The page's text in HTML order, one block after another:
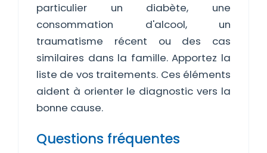
particulier un diabète, une
consommation d'alcool, un
traumatisme récent ou des cas
similaires dans la famille. Apportez la
liste de vos traitements. Ces éléments
aident à orienter le diagnostic vers la
bonne cause.
Questions fréquentes